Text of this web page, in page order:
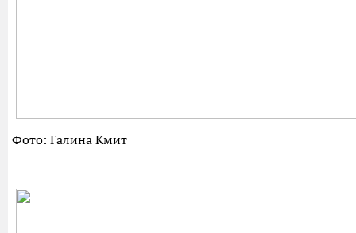
Фото: Галина Кмит